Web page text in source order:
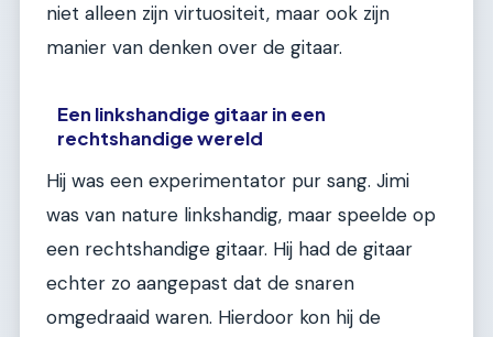
niet alleen zijn virtuositeit, maar ook zijn
manier van denken over de gitaar.
Een linkshandige gitaar in een
rechtshandige wereld
Hij was een experimentator pur sang. Jimi
was van nature linkshandig, maar speelde op
een rechtshandige gitaar. Hij had de gitaar
echter zo aangepast dat de snaren
omgedraaid waren. Hierdoor kon hij de